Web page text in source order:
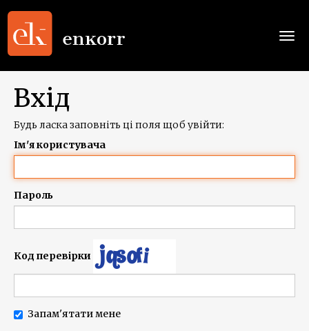
Вхід
Будь ласка заповніть ці поля щоб увійти:
Ім'я користувача
Пароль
Код перевірки
Запам'ятати мене